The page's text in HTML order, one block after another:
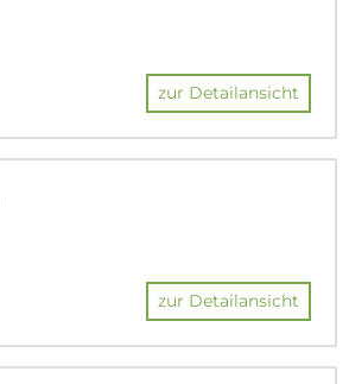
zur Detailansicht
zur Detailansicht